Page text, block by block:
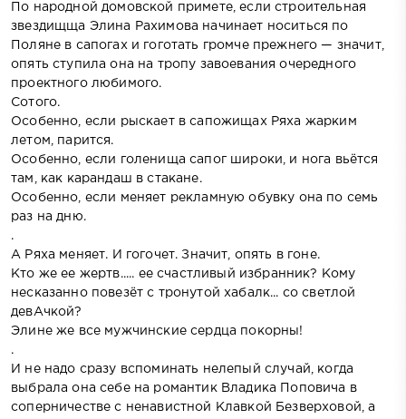
По народной домовской примете, если строительная
звездищща Элина Рахимова начинает носиться по
Поляне в сапогах и гоготать громче прежнего — значит,
опять ступила она на тропу завоевания очередного
проектного любимого.
Сотого.
Особенно, если рыскает в сапожищах Ряха жарким
летом, парится.
Особенно, если голенища сапог широки, и нога вьётся
там, как карандаш в стакане.
Особенно, если меняет рекламную обувку она по семь
раз на дню.
.
А Ряха меняет. И гогочет. Значит, опять в гоне.
Кто же ее жертв..... ее счастливый избранник? Кому
несказанно повезёт с тронутой хабалк... со светлой
девАчкой?
Элине же все мужчинские сердца покорны!
.
И не надо сразу вспоминать нелепый случай, когда
выбрала она себе на романтик Владика Поповича в
соперничестве с ненавистной Клавкой Безверховой, а